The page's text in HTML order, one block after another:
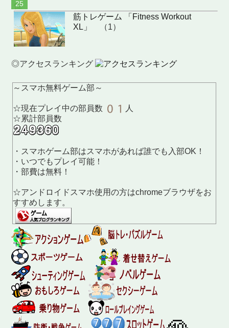
位
筋トレゲーム 「Fitness Workout
XL」
（1）
◎アクセスランキング
～スマホ無料ゲーム部～
☆現在プレイ中の部員数
人
☆累計部員数
・スマホゲーム部はスマホがあれば誰でも入部OK！
・いつでもプレイ可能！
・部費は無料！
☆アンドロイドスマホ使用の方はchromeブラウザをお
すすめします。